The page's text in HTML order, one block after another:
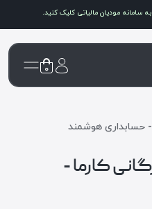
سامانه مودیان مالیاتی کلیک کنید.
۰
- حسابداری هوشمند
کارما -